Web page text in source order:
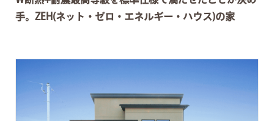
手。ZEH(ネット・ゼロ・エネルギー・ハウス)の家